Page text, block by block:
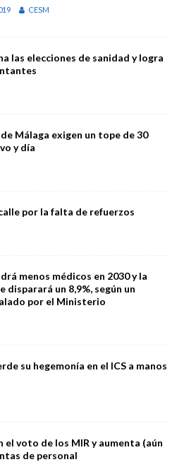
CESM
las elecciones de sanidad y logra
Málaga exigen un tope de 30
y día
por la falta de refuerzos
menos médicos en 2030 y la
disparará un 8,9%, según un
por el Ministerio
su hegemonía en el ICS a manos
el voto de los MIR y aumenta (aún
de personal